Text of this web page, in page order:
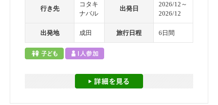
行き先
コタキ
ナバル
出発日
2026/12～
2026/12
出発地 成田 旅行日程 6日間